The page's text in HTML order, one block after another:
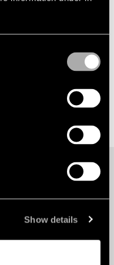
Show details